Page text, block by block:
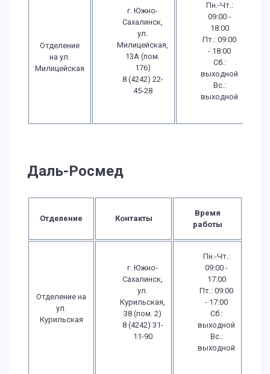
Отделение
на ул.
Милицейская
г. Южно-
Сахалинск,
ул.
Милицейская,
13А (пом.
176)
8 (4242) 22-
45-28
Пн.-Чт.:
09:00 -
18:00
Пт.: 09:00
- 18:00
Сб.:
выходной
Вс.:
выходной
Даль-Росмед
Отделение Контакты
Время
работы
Отделение на
ул.
Курильская
г. Южно-
Сахалинск,
ул.
Курильская,
38 (пом. 2)
8 (4242) 31-
11-90
Пн.-Чт.:
09:00 -
17:00
Пт.: 09:00
- 17:00
Сб.:
выходной
Вс.:
выходной